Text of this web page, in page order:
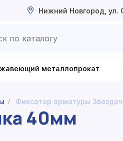
металлопрокат
Нижний Новгород, ул.
/ Фиксатор арматуры
40мм